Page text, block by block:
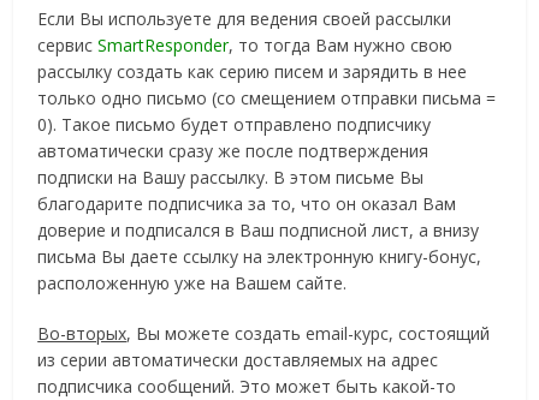
Если Вы используете для ведения своей рассылки
сервисSmartResponder, то тогда Вам нужно свою
рассылку создать как серию писем и зарядить в нее
только одно письмо (со смещением отправки письма =
0). Такое письмо будет отправлено подписчику
автоматически сразу же после подтверждения
подписки на Вашу рассылку. В этом письме Вы
благодарите подписчика за то, что он оказал Вам
доверие и подписался в Ваш подписной лист, а внизу
письма Вы даете ссылку на электронную книгу-бонус,
расположенную уже на Вашем сайте.
Во-вторых, Вы можете создать email-курс, состоящий
из серии автоматически доставляемых на адрес
подписчика сообщений. Это может быть какой-то